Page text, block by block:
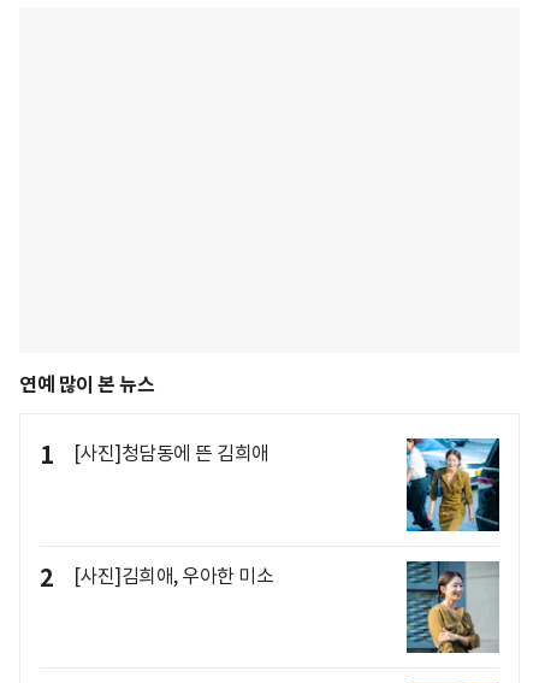
연예 많이 본 뉴스
1 [사진]청담동에 뜬 김희애
2 [사진]김희애, 우아한 미소